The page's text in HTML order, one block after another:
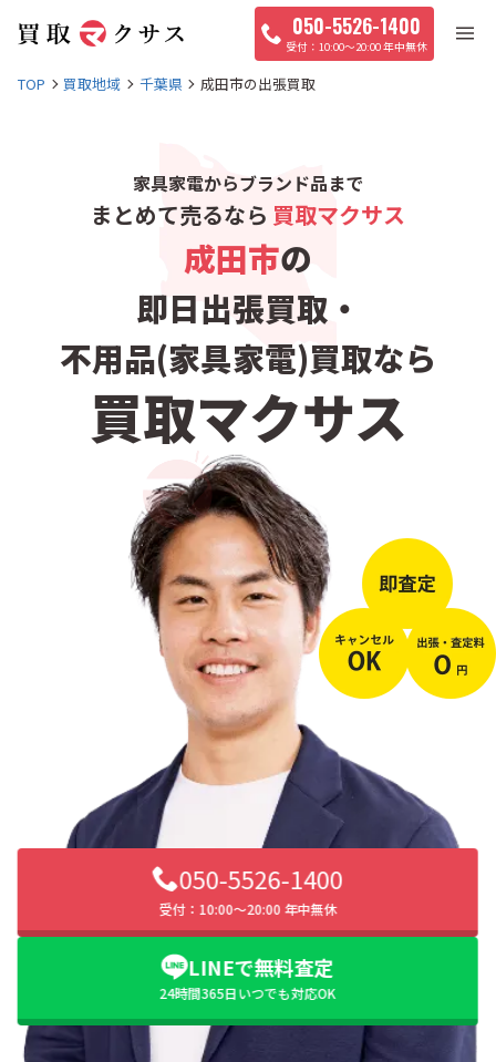
050-5526-1400
10:00〜20:00 年中無休
TOP 買取地域 千葉県 成田市の出張買取
家具家電からブランド品まで
まとめて売るなら 買取マクサス
成田市の
即日出張買取・
不用品(家具家電)買取なら
買取マクサス
050-5526-1400
受付：10:00〜20:00 年中無休
LINEで無料査定
24時間365日いつでも対応OK